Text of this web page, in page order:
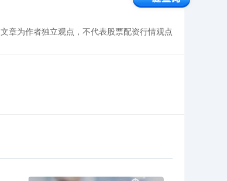
文章为作者独立观点，不代表股票配资行情观点